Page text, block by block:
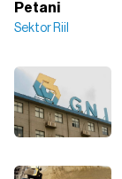
Petani
Sektor Riil